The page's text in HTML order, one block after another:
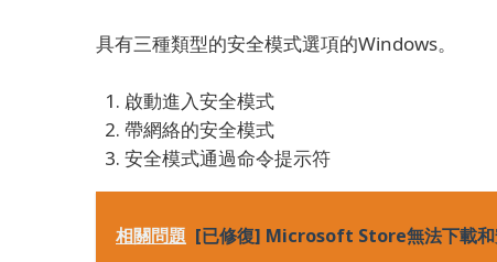
具有三種類型的安全模式選項的Windows。
啟動進入安全模式
帶網絡的安全模式
安全模式通過命令提示符
相關問題 [已修復] Microsoft Store無法下載和